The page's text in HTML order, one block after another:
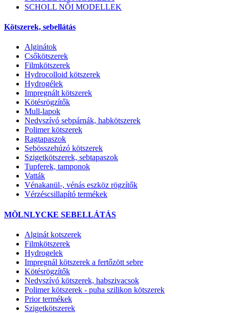
SCHOLL NŐI MODELLEK
Kötszerek, sebellátás
Alginátok
Csőkötszerek
Filmkötszerek
Hydrocolloid kötszerek
Hydrogélek
Impregnált kötszerek
Kötésrögzítők
Mull-lapok
Nedvszívó sebpárnák, habkötszerek
Polimer kötszerek
Ragtapaszok
Sebösszehúzó kötszerek
Szigetkötszerek, sebtapaszok
Tupferek, tamponok
Vatták
Vénakanül-, vénás eszköz rögzítők
Vérzéscsillapító termékek
MÖLNLYCKE SEBELLÁTÁS
Alginát kotszerek
Filmkötszerek
Hydrogelek
Impregnál kötszerek a fertőzött sebre
Kötésrögzítők
Nedvszívó kötszerek, habszivacsok
Polimer kötszerek - puha szilikon kötszerek
Prior termékek
Szigetkötszerek